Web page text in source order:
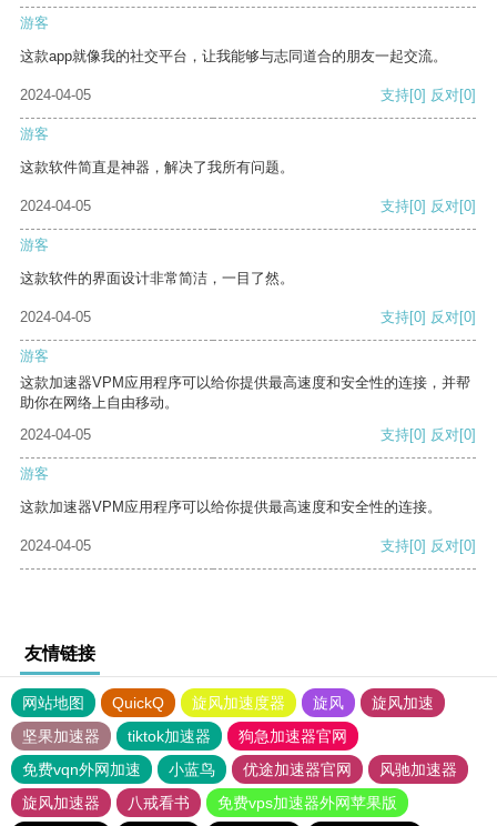
游客
这款app就像我的社交平台，让我能够与志同道合的朋友一起交流。
2024-04-05 支持[0] 反对[0]
游客
这款软件简直是神器，解决了我所有问题。
2024-04-05 支持[0] 反对[0]
游客
这款软件的界面设计非常简洁，一目了然。
2024-04-05 支持[0] 反对[0]
游客
这款加速器VPM应用程序可以给你提供最高速度和安全性的连接，并帮
助你在网络上自由移动。
2024-04-05
支持[0] 反对[0]
游客
这款加速器VPM应用程序可以给你提供最高速度和安全性的连接。
2024-04-05 支持[0] 反对[0]
友情链接
网站地图 QuickQ 旋风加速度器 旋风
旋风加速
坚果加速器
tiktok加速器
狗急加速器官网
免费vqn外网加速
小蓝鸟 优途加速器官网
风驰加速器
旋风加速器
八戒看书
免费vps加速器外网苹果版